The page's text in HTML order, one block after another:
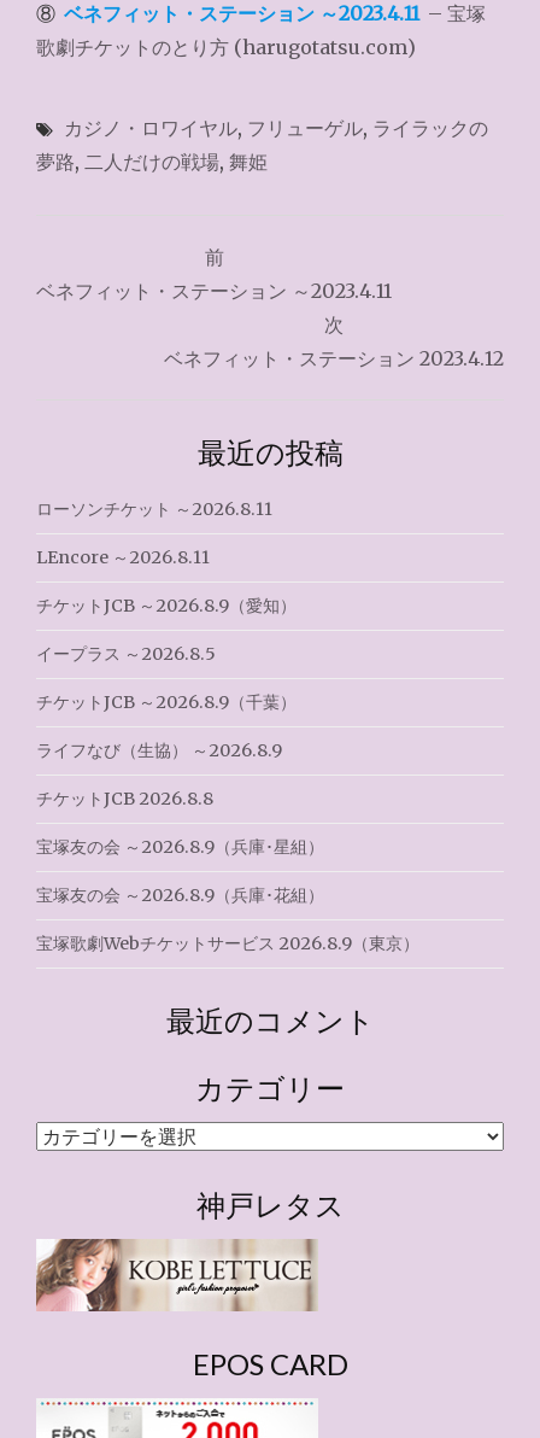
⑧ ベネフィット・ステーション ～2023.4.11 – 宝塚
歌劇チケットのとり方 (harugotatsu.com)
カジノ・ロワイヤル, フリューゲル, ライラックの
夢路, 二人だけの戦場, 舞姫
稿
シ
ョ
ン
前
ベネフィット・ステーション ～2023.4.11
次
ベネフィット・ステーション 2023.4.12
最近の投稿
ローソンチケット ～2026.8.11
LEncore ～2026.8.11
チケットJCB ～2026.8.9（愛知）
イープラス ～2026.8.5
チケットJCB ～2026.8.9（千葉）
ライフなび（生協） ～2026.8.9
チケットJCB 2026.8.8
宝塚友の会 ～2026.8.9（兵庫･星組）
宝塚友の会 ～2026.8.9（兵庫･花組）
宝塚歌劇Webチケットサービス 2026.8.9（東京）
最近のコメント
カテゴリー
カ
ー
神戸レタス
EPOS CARD